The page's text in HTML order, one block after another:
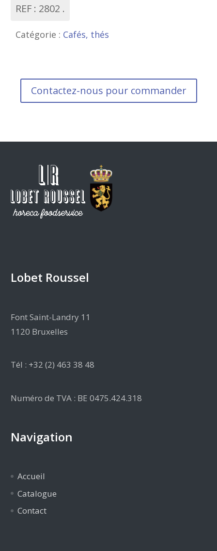
REF : 2802
Catégorie : Cafés, thés
Contactez-nous pour commander
Lobet Roussel
Font Saint-Landry 11
1120 Bruxelles
Tél : +32 (2) 463 38 48
Numéro de TVA : BE 0475.424.318
Navigation
Accueil
Catalogue
Contact